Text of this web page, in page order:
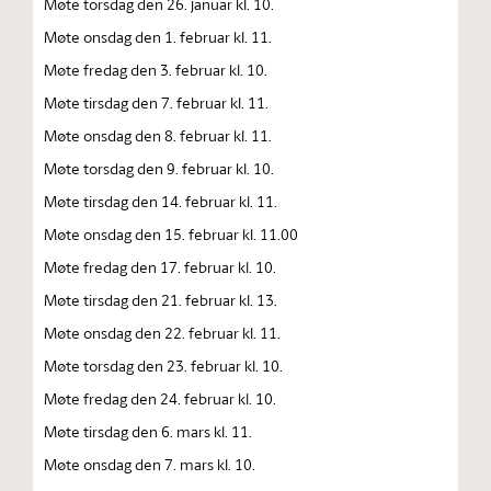
Møte onsdag den 1. februar kl. 11.
Møte fredag den 3. februar kl. 10.
Møte tirsdag den 7. februar kl. 11.
Møte onsdag den 8. februar kl. 11.
Møte torsdag den 9. februar kl. 10.
Møte tirsdag den 14. februar kl. 11.
Møte onsdag den 15. februar kl. 11.00
Møte fredag den 17. februar kl. 10.
Møte tirsdag den 21. februar kl. 13.
Møte onsdag den 22. februar kl. 11.
Møte torsdag den 23. februar kl. 10.
Møte fredag den 24. februar kl. 10.
Møte tirsdag den 6. mars kl. 11.
Møte onsdag den 7. mars kl. 10.